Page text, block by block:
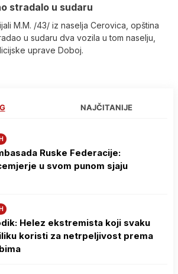
stradalo u sudaru
M.M. /43/ iz naselja Cerovica, opština
u sudaru dva vozila u tom naselju,
uprave Doboj.
NAJČITANIJE
Ruske Federacije:
u svom punom sjaju
Helez ekstremista koji svaku
koristi za netrpeljivost prema